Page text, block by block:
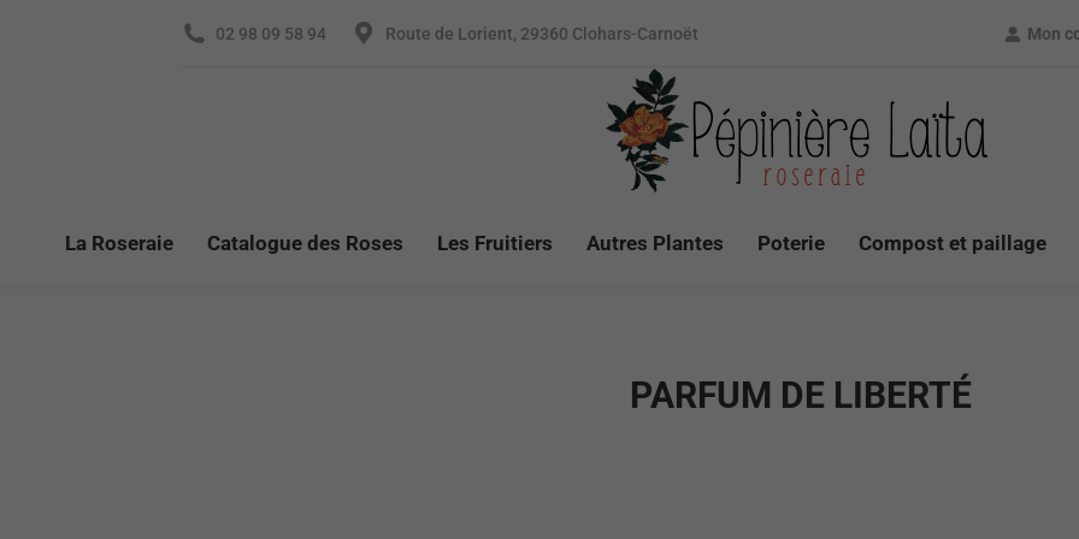
02 98 09 58 94 Route de Lorient, 29360 Clohars-Carnoët Mon
La Roseraie Catalogue des Roses Les Fruitiers Autres Plantes Poterie Compost et paillage
PARFUM DE LIBERTÉ